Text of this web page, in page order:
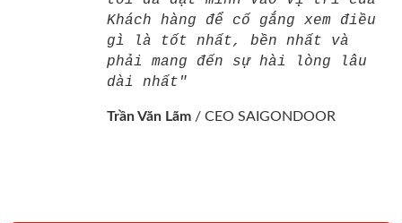
Khách hàng để cố gắng xem điều
gì là tốt nhất, bền nhất và
phải mang đến sự hài lòng lâu
dài nhất"
Trần Văn Lãm / CEO SAIGONDOOR